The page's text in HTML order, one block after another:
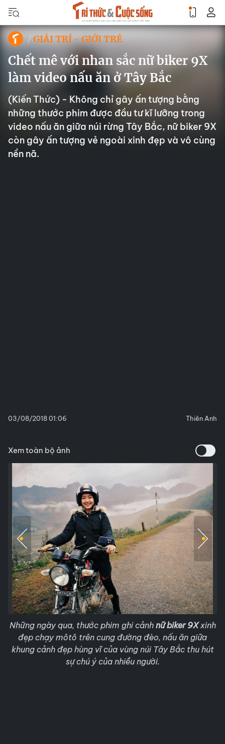
GIẢI TRÍ - GIỚI TRẺ
Chết mê với nhan sắc nữ biker 9X
làm video nấu ăn ở Tây Bắc
(Kiến Thức) - Không chỉ gây ấn tượng bằng
những thước phim được đầu tư kĩ lưỡng trong
video nấu ăn giữa núi rừng Tây Bắc, nữ biker 9X
còn gây ấn tượng vẻ ngoài xinh đẹp và vô cùng
nền nã.
03/08/2018 01:06 Thiên Anh
Xem toàn bộ ảnh
Những ngày qua, thước phim ghi cảnh nữ biker 9Xxinh
đẹp chạy môtô trên cung đường đèo, nấu ăn giữa
khung cảnh đẹp hùng vĩ của vùng núi Tây Bắc thu hút
sự chú ý của nhiều người.